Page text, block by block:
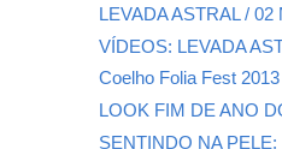
LEVADA ASTRAL /
VÍDEOS: LEVADA
Coelho Folia Fest 2013
LOOK FIM DE ANO
SENTINDO NA